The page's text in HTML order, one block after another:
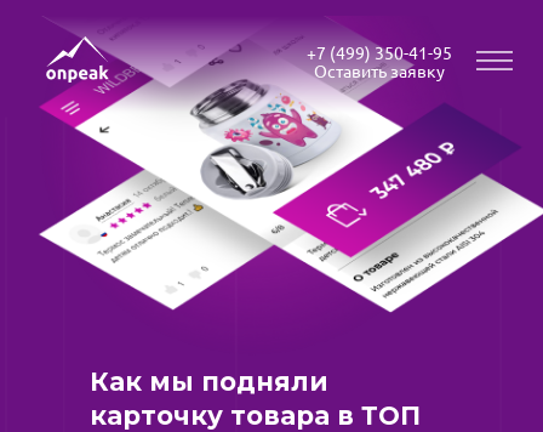
Оставить заявку
+7 (499) 350-41-95
Как мы подняли
карточку товара в ТОП